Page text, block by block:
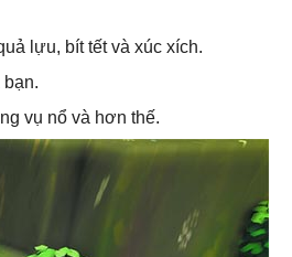
lựu, bít tết và xúc xích.
bạn.
vụ nổ và hơn thế.